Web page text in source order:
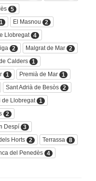
5
1 El Masnou
2
Llobregat 4
2 Malgrat de Mar 2
Calders 1
1 Premià de Mar 1
Sant Adrià de Besòs 2
de Llobregat 1
2
Despí 3
Horts 2 Terrassa
8
del Penedès 4